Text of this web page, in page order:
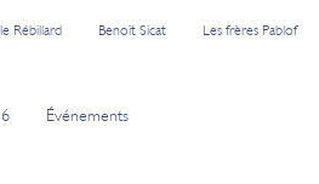
Rébillard Benoît Sicat Les frères Pablof
Événements